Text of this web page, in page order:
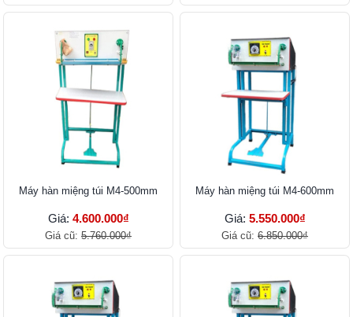
Máy hàn miệng túi M4-500mm
Giá: 4.600.000₫
Giá cũ: 5.760.000₫
Máy hàn miệng túi M4-600mm
Giá: 5.550.000₫
Giá cũ: 6.850.000₫